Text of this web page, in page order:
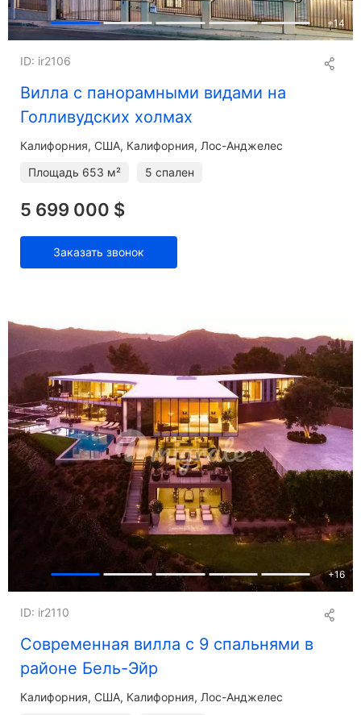
+14
Вилла с панорамными видами на
Голливудских холмах
ID: ir2106
Калифорния США, Калифорния, Лос-Анджелес
Площадь 653 м² 5 спален
5 699 000 $
Заказать звонок
+16
Cовременная вилла с 9 спальнями в
районе Бель-Эйр
ID: ir2110
Калифорния США, Калифорния, Лос-Анджелес